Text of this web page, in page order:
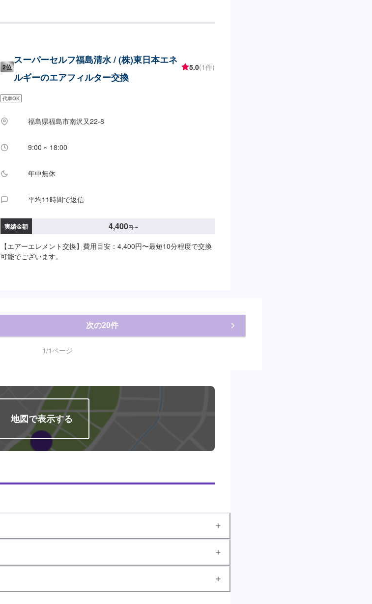
2位
スーパーセルフ福島清水 / (株)東日本エネ
ルギーのエアフィルター交換
5.0(1件)
代車OK
福島県福島市南沢又22-8
9:00 ~ 18:00
年中無休
平均11時間で返信
実績金額 4,400円〜
【エアーエレメント交換】費用目安：4,400円〜最短10分程度で交換
可能でございます。
次の20件
1/1ページ
地図で表示する